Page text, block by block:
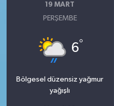
19 MART
PERŞEMBE
6°
Bölgesel düzensiz yağmur
yağışlı